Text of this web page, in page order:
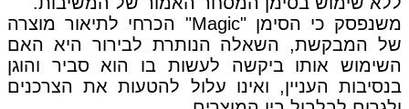
משנפסק כי הסימן "Magic" הכרחי לתיאור מוצרה
של המבקשת, השאלה הנותרת לבירור היא האם
השימוש אותו ביקשה לעשות בו הוא סביר והוגן
בנסיבות העניין, ואינו עלול להטעות את הצרכנים